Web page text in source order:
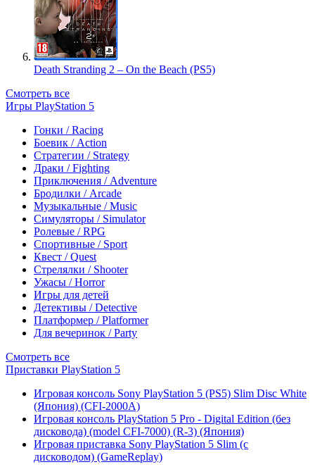
Death Stranding 2 – On the Beach (PS5)
Смотреть все
Игры PlayStation 5
Гонки / Racing
Боевик / Action
Стратегии / Strategy
Драки / Fighting
Приключения / Adventure
Бродилки / Arcade
Музыкальные / Music
Симуляторы / Simulator
Ролевые / RPG
Спортивные / Sport
Квест / Quest
Стрелялки / Shooter
Ужасы / Horror
Игры для детей
Детективы / Detective
Платформер / Platformer
Для вечеринок / Party
Смотреть все
Приставки PlayStation 5
Игровая консоль Sony PlayStation 5 (PS5) Slim Disc White
(Япония) (CFI-2000A)
Игровая консоль PlayStation 5 Pro - Digital Edition (без
дисковода) (model CFI-7000) (R-3) (Япония)
Игровая приставка Sony PlayStation 5 Slim (с
дисководом) (GameReplay)